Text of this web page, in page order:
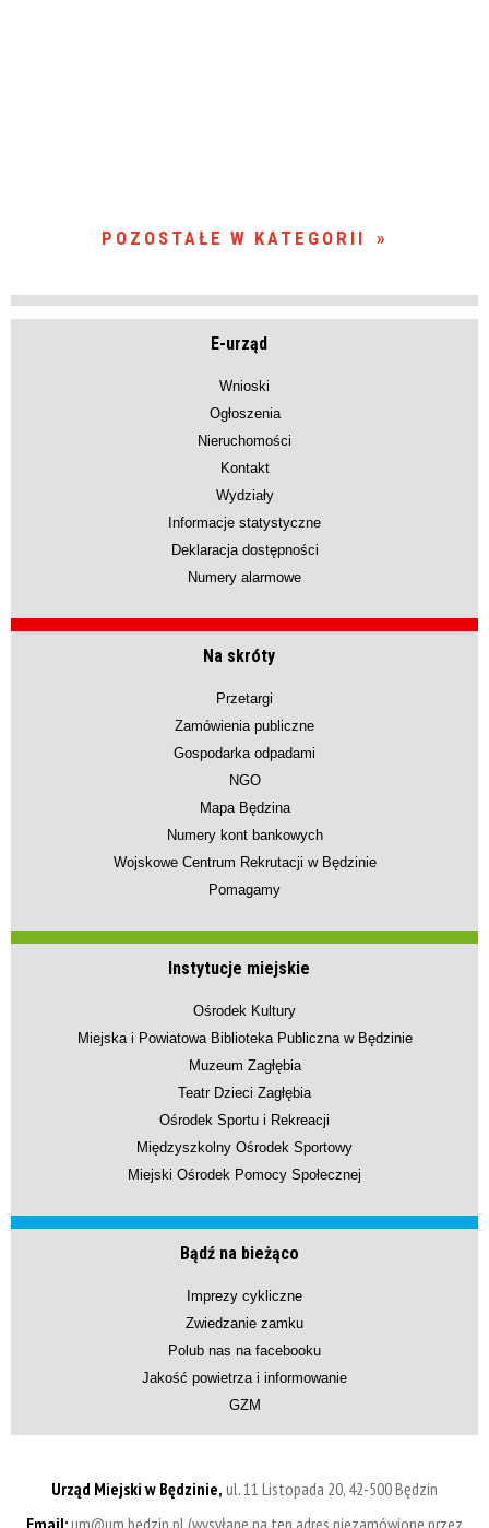
POZOSTAŁE W KATEGORII
E-urząd
Wnioski
Ogłoszenia
Nieruchomości
Kontakt
Wydziały
Informacje statystyczne
Deklaracja dostępności
Numery alarmowe
Na skróty
Przetargi
Zamówienia publiczne
Gospodarka odpadami
NGO
Mapa Będzina
Numery kont bankowych
Wojskowe Centrum Rekrutacji w Będzinie
Pomagamy
Instytucje miejskie
Ośrodek Kultury
Miejska i Powiatowa Biblioteka Publiczna w Będzinie
Muzeum Zagłębia
Teatr Dzieci Zagłębia
Ośrodek Sportu i Rekreacji
Międzyszkolny Ośrodek Sportowy
Miejski Ośrodek Pomocy Społecznej
Bądź na bieżąco
Imprezy cykliczne
Zwiedzanie zamku
Polub nas na facebooku
Jakość powietrza i informowanie
GZM
Urząd Miejski w Będzinie, ul. 11 Listopada 20, 42-500 Będzin